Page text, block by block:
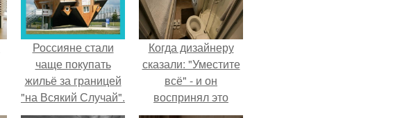
Россияне стали
чаще покупать
жильё за границей
"на Всякий Случай".
Когда дизайнеру
сказали: "Уместите
всё" - и он
воспринял это
слишком